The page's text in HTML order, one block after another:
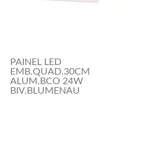
PAINEL LED
EMB.QUAD.30CM
ALUM.BCO 24W
BIV.BLUMENAU